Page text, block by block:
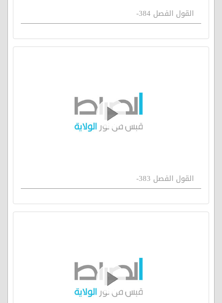
القول الفصل 384-
القول الفصل 383-